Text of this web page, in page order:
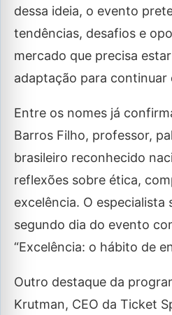
dessa ideia, o evento
tendências, desafios e
mercado que precisa
adaptação para continuar
Entre os nomes já
Barros Filho, professor,
brasileiro reconhecido
reflexões sobre ética,
excelência. O especialista
segundo dia do evento
“Excelência: o hábito de
Outro destaque da
Krutman, CEO da Ticket